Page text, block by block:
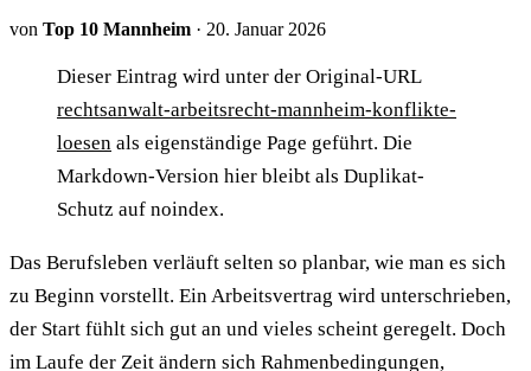
von Top 10 Mannheim · 20. Januar 2026
Dieser Eintrag wird unter der Original-URL
rechtsanwalt-arbeitsrecht-mannheim-konflikte-
loesen als eigenständige Page geführt. Die
Markdown-Version hier bleibt als Duplikat-
Schutz auf noindex.
Das Berufsleben verläuft selten so planbar, wie man es sich
zu Beginn vorstellt. Ein Arbeitsvertrag wird unterschrieben,
der Start fühlt sich gut an und vieles scheint geregelt. Doch
im Laufe der Zeit ändern sich Rahmenbedingungen,